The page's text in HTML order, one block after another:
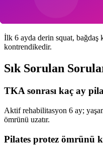
İlk 6 ayda derin squat, bağdaş
kontrendikedir.
Sık Sorulan
TKA sonrası kaç ay
Aktif rehabilitasyon 6 ay;
ömrünü uzatır.
Pilates protez ömrünü